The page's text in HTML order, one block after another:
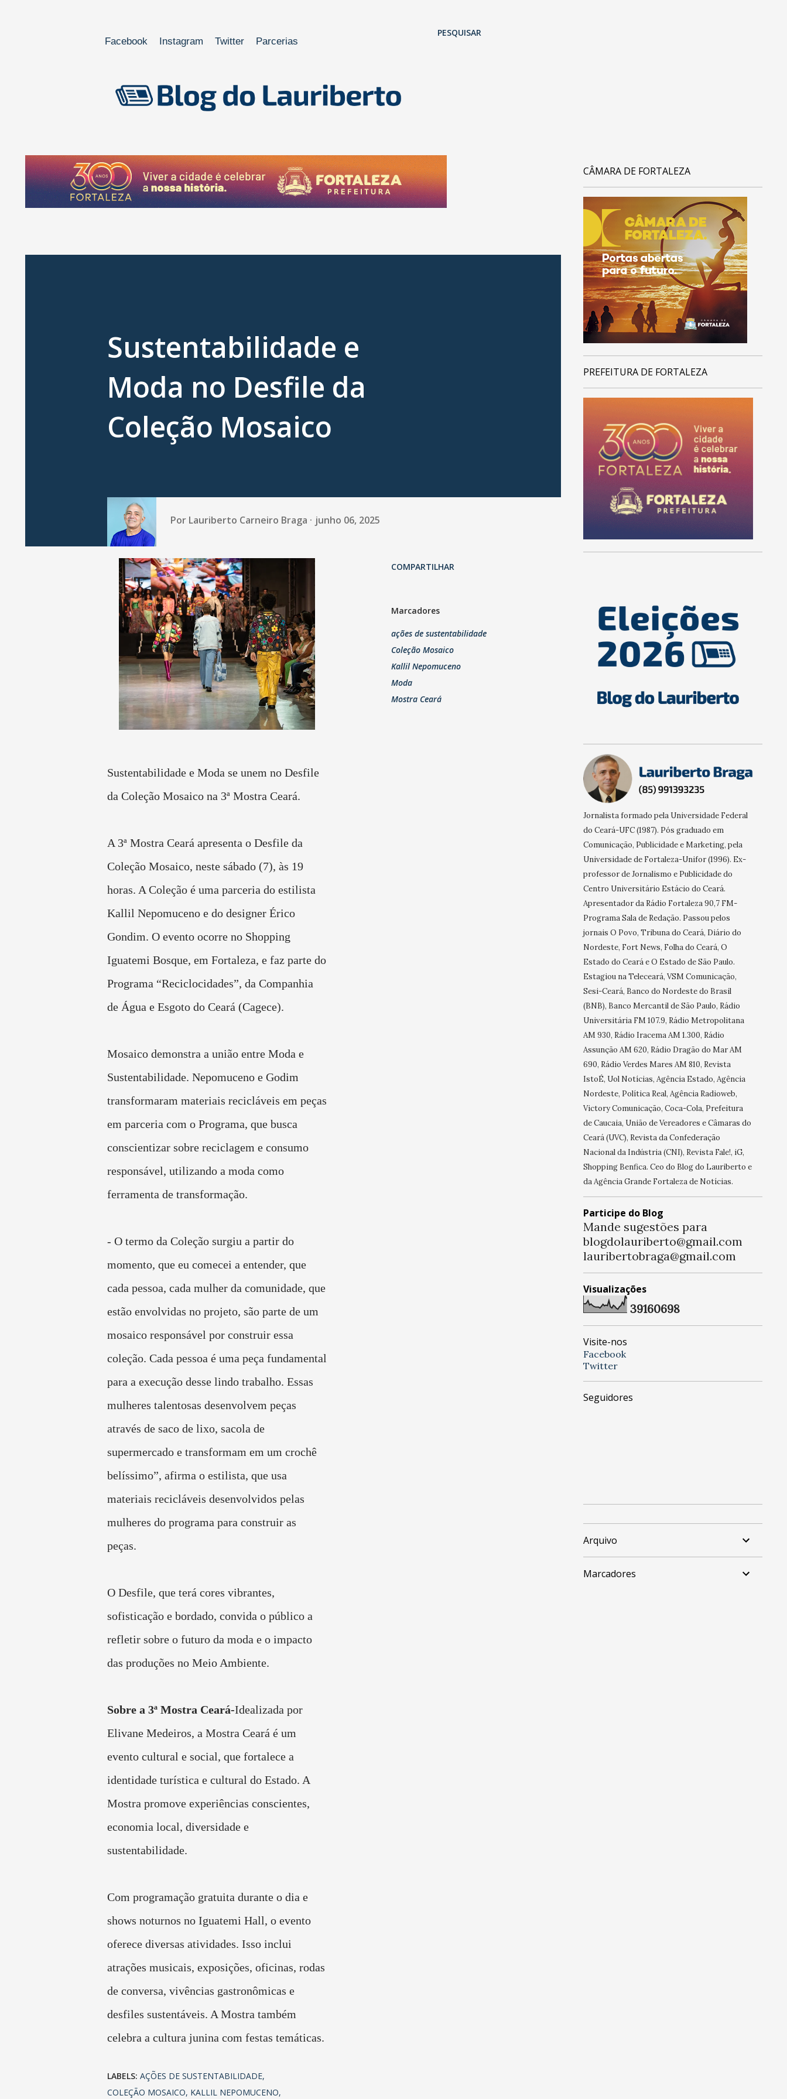
Facebook Instagram Twitter Parcerias
PESQUISAR
Sustentabilidade e
Moda no Desfile da
Coleção Mosaico
Por Lauriberto Carneiro Braga junho 06, 2025
Sustentabilidade e Moda se unem no Desfile
da Coleção Mosaico na 3ª Mostra Ceará.
A 3ª Mostra Ceará apresenta o Desfile da
Coleção Mosaico, neste sábado (7), às 19
horas. A Coleção é uma parceria do estilista
Kallil Nepomuceno e do designer Érico
Gondim. O evento ocorre no Shopping
Iguatemi Bosque, em Fortaleza, e faz parte do
Programa “Reciclocidades”, da Companhia
de Água e Esgoto do Ceará (Cagece).
Mosaico demonstra a união entre Moda e
Sustentabilidade. Nepomuceno e Godim
transformaram materiais recicláveis em peças
em parceria com o Programa, que busca
conscientizar sobre reciclagem e consumo
responsável, utilizando a moda como
ferramenta de transformação.
- O termo da Coleção surgiu a partir do
momento, que eu comecei a entender, que
cada pessoa, cada mulher da comunidade, que
estão envolvidas no projeto, são parte de um
mosaico responsável por construir essa
coleção. Cada pessoa é uma peça fundamental
para a execução desse lindo trabalho. Essas
mulheres talentosas desenvolvem peças
através de saco de lixo, sacola de
supermercado e transformam em um crochê
belíssimo”, afirma o estilista, que usa
materiais recicláveis desenvolvidos pelas
mulheres do programa para construir as
peças.
O Desfile, que terá cores vibrantes,
sofisticação e bordado, convida o público a
refletir sobre o futuro da moda e o impacto
das produções no Meio Ambiente.
Sobre a 3ª Mostra Ceará-Idealizada por
Elivane Medeiros, a Mostra Ceará é um
evento cultural e social, que fortalece a
identidade turística e cultural do Estado. A
Mostra promove experiências conscientes,
economia local, diversidade e
sustentabilidade.
Com programação gratuita durante o dia e
shows noturnos no Iguatemi Hall, o evento
oferece diversas atividades. Isso inclui
atrações musicais, exposições, oficinas, rodas
de conversa, vivências gastronômicas e
desfiles sustentáveis. A Mostra também
celebra a cultura junina com festas temáticas.
COMPARTILHAR
Marcadores
ações de sustentabilidade
Coleção Mosaico
Kallil Nepomuceno
Moda
Mostra Ceará
LABELS: AÇÕES DE SUSTENTABILIDADE
COLEÇÃO MOSAICO KALLIL NEPOMUCENO
CÂMARA DE FORTALEZA
PREFEITURA DE FORTALEZA
Jornalista formado pela Universidade Federal
do Ceará-UFC (1987). Pós graduado em
Comunicação, Publicidade e Marketing, pela
Universidade de Fortaleza-Unifor (1996). Ex-
professor de Jornalismo e Publicidade do
Centro Universitário Estácio do Ceará.
Apresentador da Rádio Fortaleza 90,7 FM-
Programa Sala de Redação. Passou pelos
jornais O Povo, Tribuna do Ceará, Diário do
Nordeste, Fort News, Folha do Ceará, O
Estado do Ceará e O Estado de São Paulo.
Estagiou na Teleceará, VSM Comunicação,
Sesi-Ceará, Banco do Nordeste do Brasil
(BNB), Banco Mercantil de São Paulo, Rádio
Universitária FM 107.9, Rádio Metropolitana
AM 930, Rádio Iracema AM 1.300, Rádio
Assunção AM 620, Rádio Dragão do Mar AM
690, Rádio Verdes Mares AM 810, Revista
IstoÉ, Uol Notícias, Agência Estado, Agência
Nordeste, Política Real, Agência Radioweb,
Victory Comunicação, Coca-Cola, Prefeitura
de Caucaia, União de Vereadores e Câmaras do
Ceará (UVC), Revista da Confederação
Nacional da Indústria (CNI), Revista Fale!, iG,
Shopping Benfica. Ceo do Blog do Lauriberto e
da Agência Grande Fortaleza de Notícias.
Participe do Blog
Mande sugestões para
blogdolauriberto@gmail.com
lauribertobraga@gmail.com
Visualizações
39160698
Visite-nos
Facebook
Twitter
Seguidores
Arquivo
Marcadores